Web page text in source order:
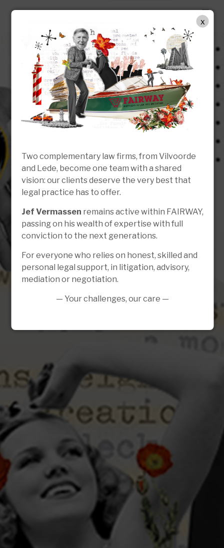
Two complementary law firms, from Vilvoorde
and Lede, become one team with a shared
vision: our clients deserve the very best that
legal practice has to offer.
Jef Vermassen remains active within FAIRWAY,
passing on his wealth of expertise with full
conviction to the next generations.
For everyone who relies on honest, skilled and
personal legal support, in litigation, advisory,
mediation or negotiation.
— Your challenges, our care —
x